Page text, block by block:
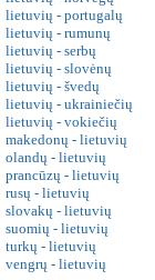
lietuvių - portugalų
lietuvių - rumunų
lietuvių - serbų
lietuvių - slovėnų
lietuvių - švedų
lietuvių - ukrainiečių
lietuvių - vokiečių
makedonų - lietuvių
olandų - lietuvių
prancūzų - lietuvių
rusų - lietuvių
slovakų - lietuvių
suomių - lietuvių
turkų - lietuvių
vengrų - lietuvių